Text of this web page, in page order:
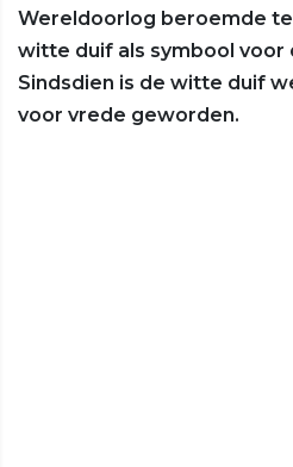
Wereldoorlog beroemde
witte duif als symbool voor
Sindsdien is de witte duif
voor vrede geworden.